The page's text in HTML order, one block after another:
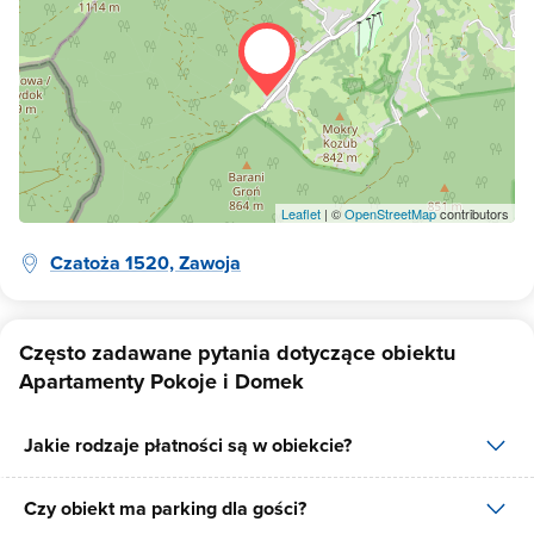
Leaflet | ©OpenStreetMapcontributors
Czatoża 1520, Zawoja
Często zadawane pytania dotyczące obiektu
Apartamenty Pokoje i Domek
Jakie rodzaje płatności są w obiekcie?
W obiekcie dostępne są następujące formy płatności: gotówka,
Czy obiekt ma parking dla gości?